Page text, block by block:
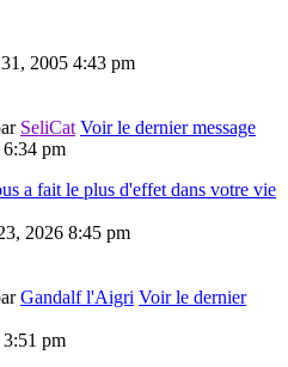
2005 4:43 pm
SeliCat Voir le dernier message
pm
a fait le plus d'effet dans votre vie
2026 8:45 pm
Gandalf l'Aigri Voir le dernier
pm